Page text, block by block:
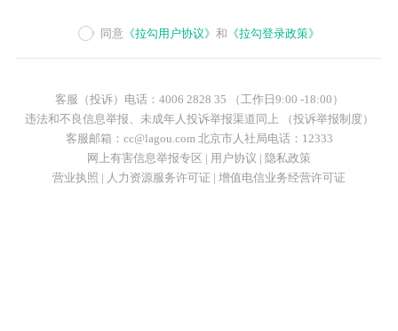
同意 《拉勾用户协议》和 《拉勾登录政策》
客服（投诉）电话：4006 2828 35 （工作日9:00 -18:00）
违法和不良信息举报、未成年人投诉举报渠道同上 （投诉举报制度）
客服邮箱：cc@lagou.com 北京市人社局电话：12333
网上有害信息举报专区 | 用户协议 | 隐私政策
营业执照 | 人力资源服务许可证 | 增值电信业务经营许可证